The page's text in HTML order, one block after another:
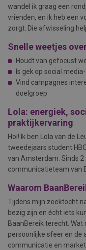
wandel ik graag een
vrienden, en ik heb een
zorgt. Die afwisseling
Snelle weetjes
Houdt van gefocust
Is gek op social
Vind campagnes
doelgroep
Lola: energiek,
praktijkervaring
Hoi! Ik ben Lola van de
tweedejaars student
van Amsterdam. Sinds
communicatieteam van
Waarom
Tijdens mijn zoektocht
bezig zijn en écht iets
BaanBereik terecht.
persoonlijke sfeer en de
communicatie en